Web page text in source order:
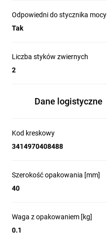
Odpowiedni do stycznika mocy
Tak
Liczba styków zwiernych
2
Dane logistyczne
Kod kreskowy
3414970408488
Szerokość opakowania [mm]
40
Waga z opakowaniem [kg]
0.1